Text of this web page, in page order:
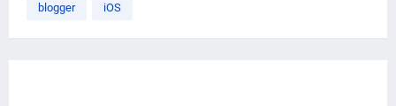
blogger iOS